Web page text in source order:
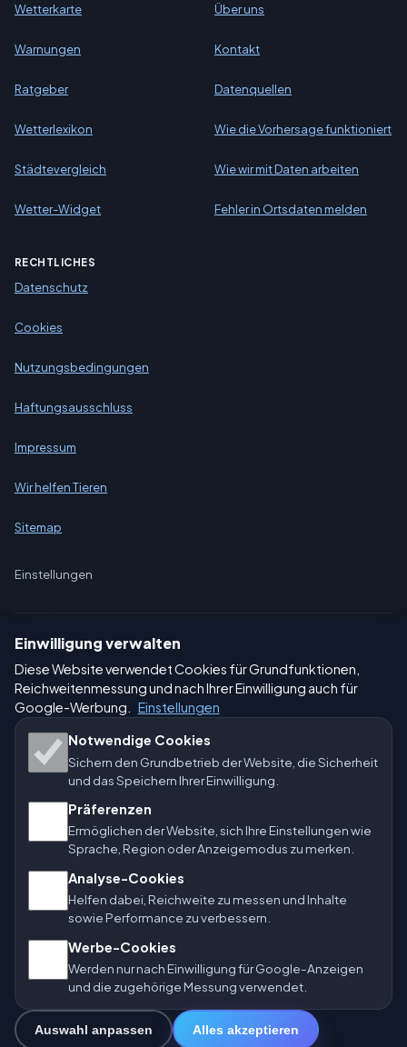
Wetterkarte
Warnungen
Ratgeber
Wetterlexikon
Städtevergleich
Wetter-Widget
Über uns
Kontakt
Datenquellen
Wie die Vorhersage funktioniert
Wie wir mit Daten arbeiten
Fehler in Ortsdaten melden
RECHTLICHES
Datenschutz
Cookies
Nutzungsbedingungen
Haftungsausschluss
Impressum
Wir helfen Tieren
Sitemap
Einstellungen
🇩🇪 Wetter Deutschland
🇨🇭 Wetter Schweiz
Unsere Wetterseiten:
🇨🇿 Tschechien 🇭🇷 Kroatien 🇧🇬 Bulgarien
🇩🇪🇦🇹🇨🇭 Deutschland / Österreich / Schweiz
🌎 Lateinamerika und Spanien 🇮🇳 Süd- und Südostasien
🌍 Internationales Wetternetzwerk
|info@vorhersage.online
© 2026 Vorhersage Online · Daten: Open-Meteo (ECMWF, ICON) ·
BrightSky · OpenWeatherMap · Warnungen: MeteoSchweiz
Einwilligung verwalten
Diese Website verwendet Cookies für Grundfunktionen,
Reichweitenmessung und nach Ihrer Einwilligung auch für
Google-Werbung.
Einstellungen
Notwendige Cookies
Sichern den Grundbetrieb der Website, die Sicherheit
und das Speichern Ihrer Einwilligung.
Präferenzen
Ermöglichen der Website, sich Ihre Einstellungen wie
Sprache, Region oder Anzeigemodus zu merken.
Analyse-Cookies
Helfen dabei, Reichweite zu messen und Inhalte
sowie Performance zu verbessern.
Werbe-Cookies
Werden nur nach Einwilligung für Google-Anzeigen
und die zugehörige Messung verwendet.
Auswahl anpassen Alles akzeptieren